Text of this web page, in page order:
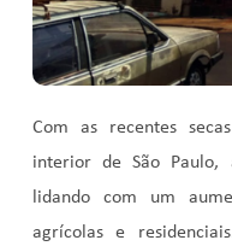
Com as recentes
interior de São Paulo,
lidando com um
agrícolas e